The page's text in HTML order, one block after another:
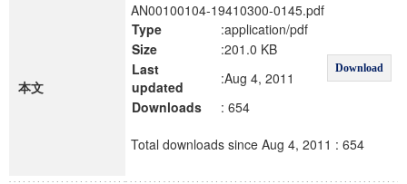
本文
AN00100104-19410300-0145.pdf
Type
:application/pdf
Download
Size
:201.0 KB
Last
updated
:Aug 4, 2011
Downloads
: 654
Total downloads since Aug 4, 2011 : 654